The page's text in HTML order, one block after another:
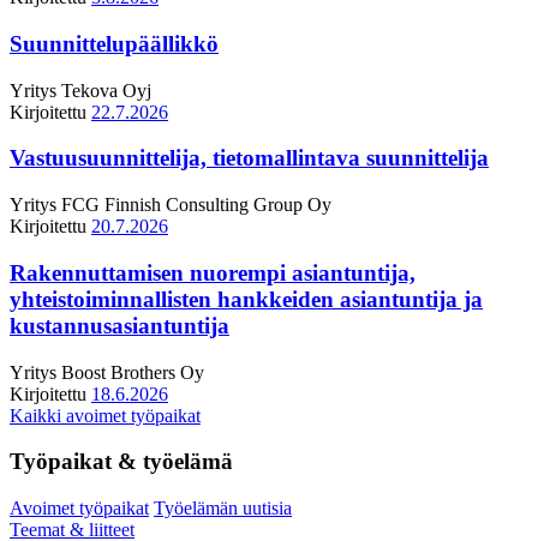
Suunnittelupäällikkö
Yritys Tekova Oyj
Kirjoitettu 22.7.2026
Vastuusuunnittelija, tietomallintava suunnittelija
Yritys FCG Finnish Consulting Group Oy
Kirjoitettu 20.7.2026
Rakennuttamisen nuorempi asiantuntija,
yhteistoiminnallisten hankkeiden asiantuntija ja
kustannusasiantuntija
Yritys Boost Brothers Oy
Kirjoitettu 18.6.2026
Kaikki avoimet työpaikat
Työpaikat & työelämä
Avoimet työpaikat Työelämän uutisia
Teemat & liitteet